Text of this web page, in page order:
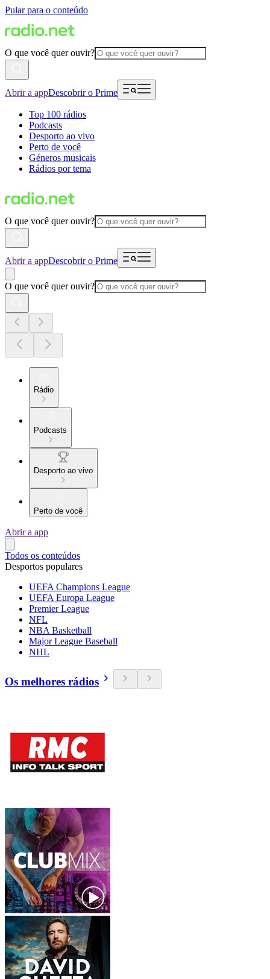
Pular para o conteúdo
O que você quer ouvir?
Abrir a appDescobrir o Prime
Top 100 rádios
Podcasts
Desporto ao vivo
Perto de você
Géneros musicais
Rádios por tema
O que você quer ouvir?
Abrir a appDescobrir o Prime
O que você quer ouvir?
Rádio
Podcasts
Desporto ao vivo
Perto de você
Abrir a app
Todos os conteúdos
Desportos populares
UEFA Champions League
UEFA Europa League
Premier League
NFL
NBA Basketball
Major League Baseball
NHL
Os melhores rádios